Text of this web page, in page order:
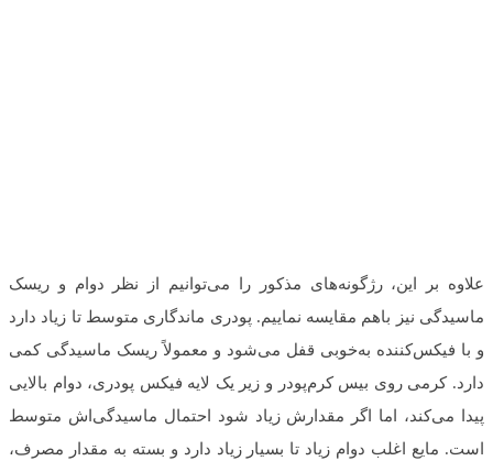
علاوه بر این، رژگونه‌های مذکور را می‌توانیم از نظر دوام و ریسک
ماسیدگی نیز باهم مقایسه نماییم. پودری ماندگاری متوسط تا زیاد دارد
و با فیکس‌کننده به‌خوبی قفل می‌شود و معمولاً ریسک ماسیدگی کمی
دارد. کرمی روی بیس کرم‌پودر و زیر یک لایه فیکس پودری، دوام بالایی
پیدا می‌کند، اما اگر مقدارش زیاد شود احتمال ماسیدگی‌اش متوسط
است. مایع اغلب دوام زیاد تا بسیار زیاد دارد و بسته به مقدار مصرف،